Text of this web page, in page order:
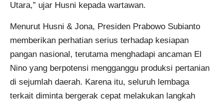
Utara,” ujar Husni kepada wartawan.
Menurut Husni & Jona, Presiden Prabowo Subianto
memberikan perhatian serius terhadap kesiapan
pangan nasional, terutama menghadapi ancaman El
Nino yang berpotensi mengganggu produksi pertanian
di sejumlah daerah. Karena itu, seluruh lembaga
terkait diminta bergerak cepat melakukan langkah